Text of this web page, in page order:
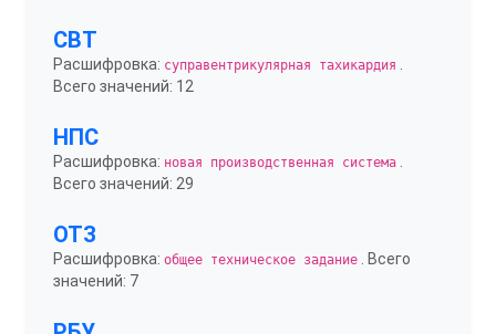
СВТ
Расшифровка: суправентрикулярная тахикардия
Всего значений: 12
НПС
Расшифровка: новая производственная система
Всего значений: 29
ОТЗ
Расшифровка: общее техническое задание . Всего
значений: 7